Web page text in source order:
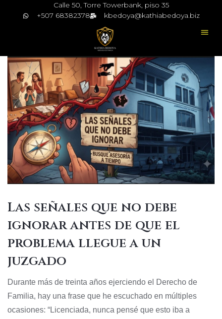
Calle 50, Torre Towerbank, piso 35
+507 68382378
kbedoya@kathiabedoya.biz
Las señales que no debe
ignorar antes de que el
problema llegue a un
juzgado
Durante más de treinta años ejerciendo el Derecho de
Familia, hay una frase que he escuchado en múltiples
ocasiones: “Licenciada, nunca pensé que esto iba a